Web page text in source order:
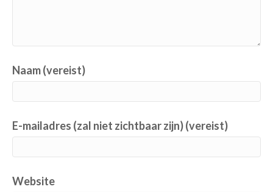
Naam (vereist)
E-mailadres (zal niet zichtbaar zijn) (vereist)
Website